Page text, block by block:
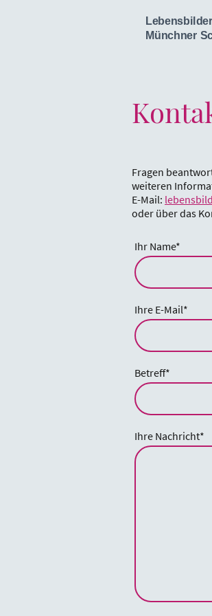
Lebensbilder
Münchner
Fragen
weiteren
E-Mail:
oder über das
Ihr Name*
Ihre E-Mail*
Betreff*
Ihre Nachricht*